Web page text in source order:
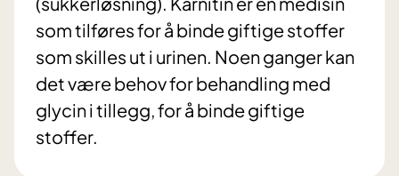
som tilføres for å binde giftige stoffer
som skilles ut i urinen. Noen ganger kan
det være behov for behandling med
glycin i tillegg, for å binde giftige
stoffer.